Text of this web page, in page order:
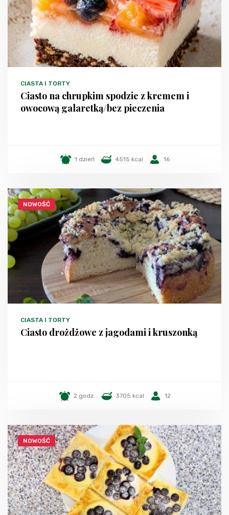
CIASTA I TORTY
Ciasto na chrupkim spodzie z kremem i
owocową galaretką/bez pieczenia
1 dzień 4515 kcal 16
NOWOŚĆ
CIASTA I TORTY
Ciasto drożdżowe z jagodami i kruszonką
2 godz. 3705 kcal 12
NOWOŚĆ